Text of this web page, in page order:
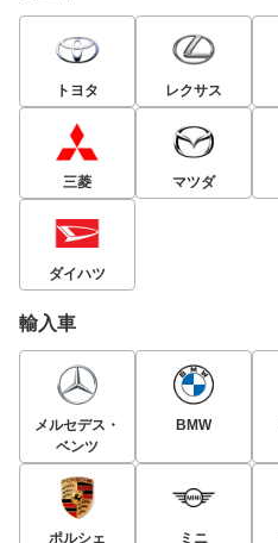
トヨタ レクサス
三菱 マツダ
ダイハツ
輸入車
メルセデス・
ベンツ
BMW
ポルシェ ミニ